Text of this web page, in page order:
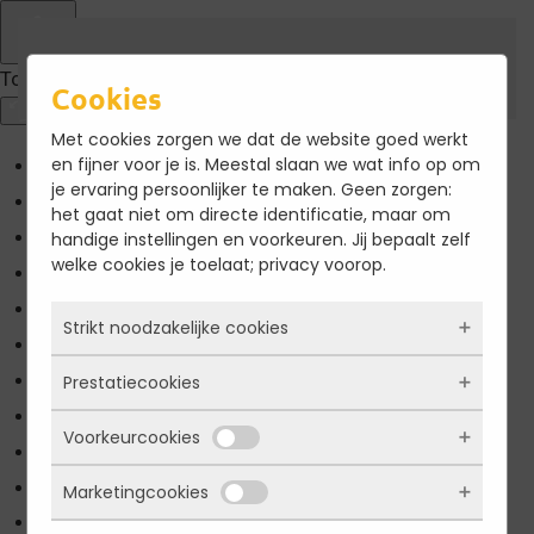
Toegankelijkheid
Kleuren omkeren
Monochroom
Donker contrast
Licht contrast
Links markeren
Titels markeren
Lees modus
Pagina schaling 100%
Cookies
Met cookies zorgen we dat de website goed werkt
en fijner voor je is. Meestal slaan we wat info op om
je ervaring persoonlijker te maken. Geen zorgen:
het gaat niet om directe identificatie, maar om
handige instellingen en voorkeuren. Jij bepaalt zelf
welke cookies je toelaat; privacy voorop.
Strikt noodzakelijke cookies
Deze cookies zorgen ervoor dat de website
überhaupt werkt. Ze zijn dus altijd actief en
kunnen niet worden uitgezet. Meestal worden
ze alleen geplaatst als jij iets doet, zoals
inloggen, een formulier invullen of je
privacyvoorkeuren opslaan. Je kunt je browser
Prestatiecookies
Met deze cookies zien we hoe vaak onze site
bezocht wordt, waar bezoekers vandaan
komen en welke pagina’s populair zijn. Zo
kunnen we de website blijven verbeteren.
Voorkeurcookies
Deze cookies onthouden jouw voorkeuren.
Bijvoorbeeld taalkeuze of ingevulde gegevens.
Marketingcookies